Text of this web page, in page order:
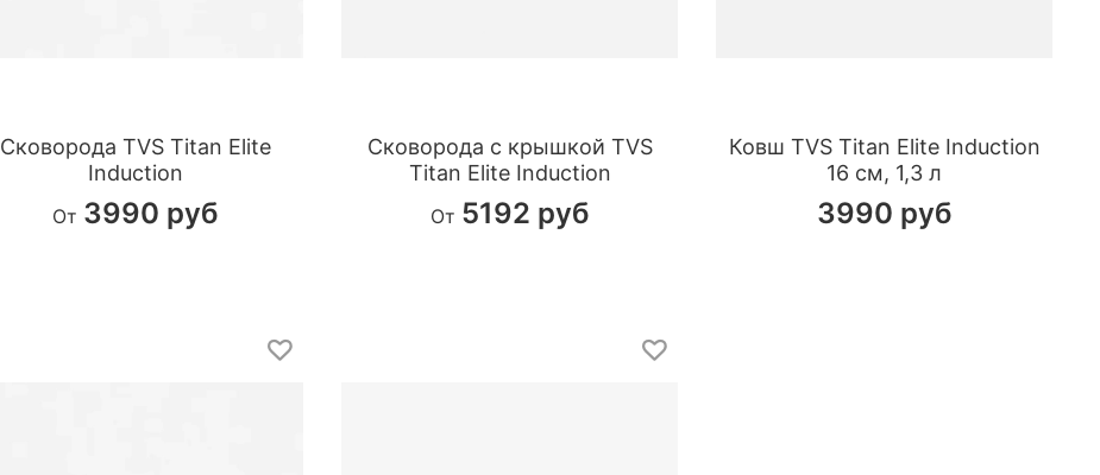
Сковорода TVS Titan Elite
Induction
От 3990 руб
Сковорода с крышкой TVS
Titan Elite Induction
От 5192 руб
Ковш TVS Titan Elite Induction
16 см, 1,3 л
3990 руб